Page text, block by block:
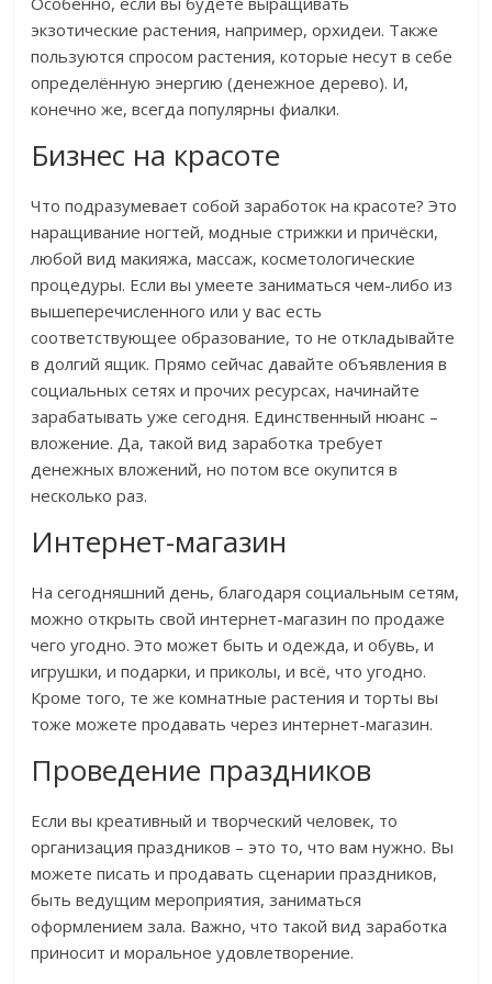
экзотические растения, например, орхидеи. Также
пользуются спросом растения, которые несут в себе
определённую энергию (денежное дерево). И,
конечно же, всегда популярны фиалки.
Бизнес на красоте
Что подразумевает собой заработок на красоте? Это
наращивание ногтей, модные стрижки и причёски,
любой вид макияжа, массаж, косметологические
процедуры. Если вы умеете заниматься чем-либо из
вышеперечисленного или у вас есть
соответствующее образование, то не откладывайте
в долгий ящик. Прямо сейчас давайте объявления в
социальных сетях и прочих ресурсах, начинайте
зарабатывать уже сегодня. Единственный нюанс –
вложение. Да, такой вид заработка требует
денежных вложений, но потом все окупится в
несколько раз.
Интернет-магазин
На сегодняшний день, благодаря социальным сетям,
можно открыть свой интернет-магазин по продаже
чего угодно. Это может быть и одежда, и обувь, и
игрушки, и подарки, и приколы, и всё, что угодно.
Кроме того, те же комнатные растения и торты вы
тоже можете продавать через интернет-магазин.
Проведение праздников
Если вы креативный и творческий человек, то
организация праздников – это то, что вам нужно. Вы
можете писать и продавать сценарии праздников,
быть ведущим мероприятия, заниматься
оформлением зала. Важно, что такой вид заработка
приносит и моральное удовлетворение.